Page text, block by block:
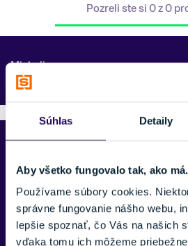
Súhlas Detaily
Aby všetko fungovalo tak, ako
Používame súbory cookies.
správne fungovanie nášho webu,
lepšie spoznať, čo Vás na našich
vďaka tomu ich môžeme
Pozreli ste si 0 z 0
Michelin